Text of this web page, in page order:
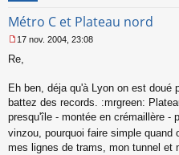
Métro C et Plateau nord
e
s
g
e
n
o
17 nov. 2004, 23:08
Re,
Eh ben, déja qu'à Lyon on est
battez des records. :mrgreen:
presqu'île - montée en crémaillère -
vinzou, pourquoi faire simple quand
mes lignes de trams, mon tunnel